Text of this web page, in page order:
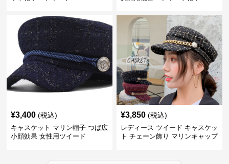
¥3,400 (税込)
キャスケット マリン帽子 つば広
小顔効果 女性用ツイード
¥3,850 (税込)
レディース ツイード キャスケッ
ト チェーン飾り マリンキャップ